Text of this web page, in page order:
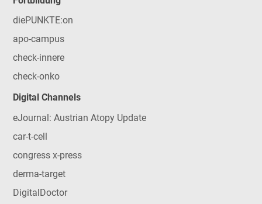
diePUNKTE:on
apo-campus
check-innere
check-onko
Digital Channels
eJournal: Austrian Atopy Update
car-t-cell
congress x-press
derma-target
DigitalDoctor